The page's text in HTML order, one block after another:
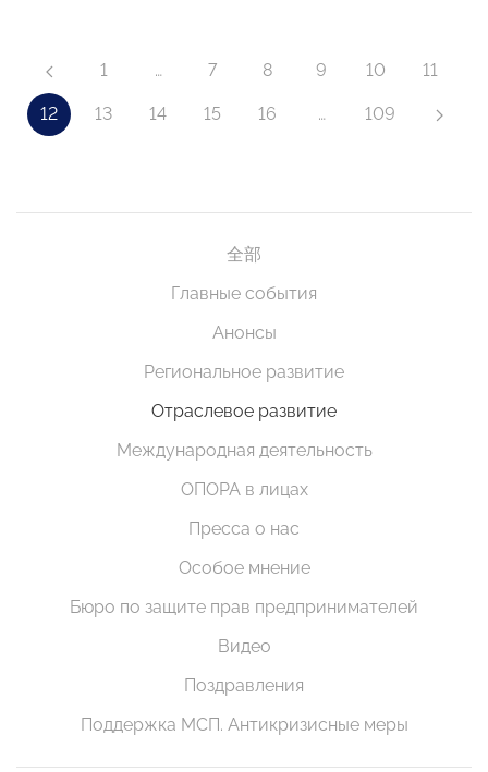
1 … 7 8 9 10 11
12 13 14 15 16 … 109
全部
Главные события
Анонсы
Региональное развитие
Отраслевое развитие
Международная деятельность
ОПОРА в лицах
Пресса о нас
Особое мнение
Бюро по защите прав предпринимателей
Видео
Поздравления
Поддержка МСП. Антикризисные меры